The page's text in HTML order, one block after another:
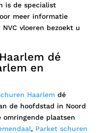
is de specialist
meer informatie
NVC vloeren bezoekt u
dé
en
Haarlemdé
de hoofdstad in Noord
omringende plaatsen
, Parket schuren